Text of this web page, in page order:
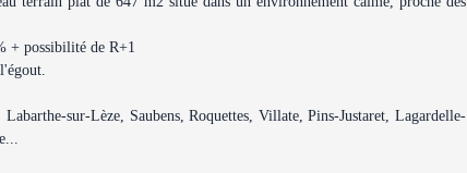
+ possibilité de R+1
sur-Lèze, Saubens, Roquettes, Villate, Pins-Justaret, Lagardelle-